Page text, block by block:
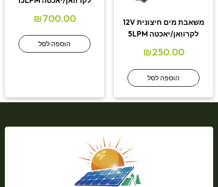
משאבת מים חיצונית 12V
לקרוואן/יאכטה 5LPM
₪250.00
הוספה לסל
₪700.00
הוספה לסל